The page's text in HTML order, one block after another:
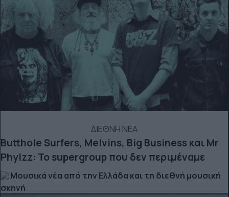
ΔΙΕΘΝΗ ΝΕΑ
Butthole Surfers, Melvins, Big Business και Mr
Phylzz: Το supergroup που δεν περιμέναμε
Μουσικά νέα από την Ελλάδα και τη διεθνή μουσική
σκηνή